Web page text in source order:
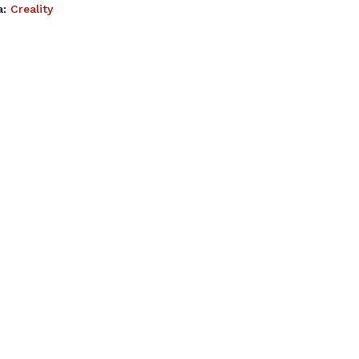
Creality